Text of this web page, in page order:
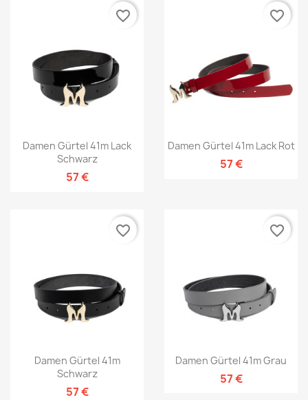
Damen Gürtel 41m Lack
Schwarz
57 €
favorite_border
Damen Gürtel 41m Lack Rot
57 €
favorite_border
Damen Gürtel 41m
Schwarz
57 €
favorite_border
Damen Gürtel 41m Grau
57 €
favorite_border